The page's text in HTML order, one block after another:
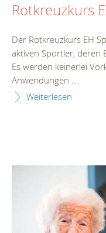
Rotkreuzkurs
Der Rotkreuzkurs EH
aktiven Sportler, deren
Es werden keinerlei
Anwendungen ...
Weiterlesen